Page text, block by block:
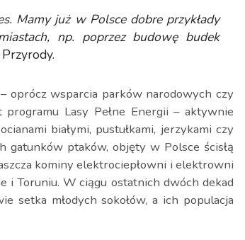
Mamy już w Polsce dobre przykłady
np. poprzez budowę budek
oprócz wsparcia parków narodowych czy
Lasy Pełne Energii – aktywnie
białymi, pustułkami, jerzykami czy
gatunków ptaków, objęty w Polsce ścisłą
kominy elektrociepłowni i elektrowni
i Toruniu. W ciągu ostatnich dwóch dekad
setka młodych sokołów, a ich populacja